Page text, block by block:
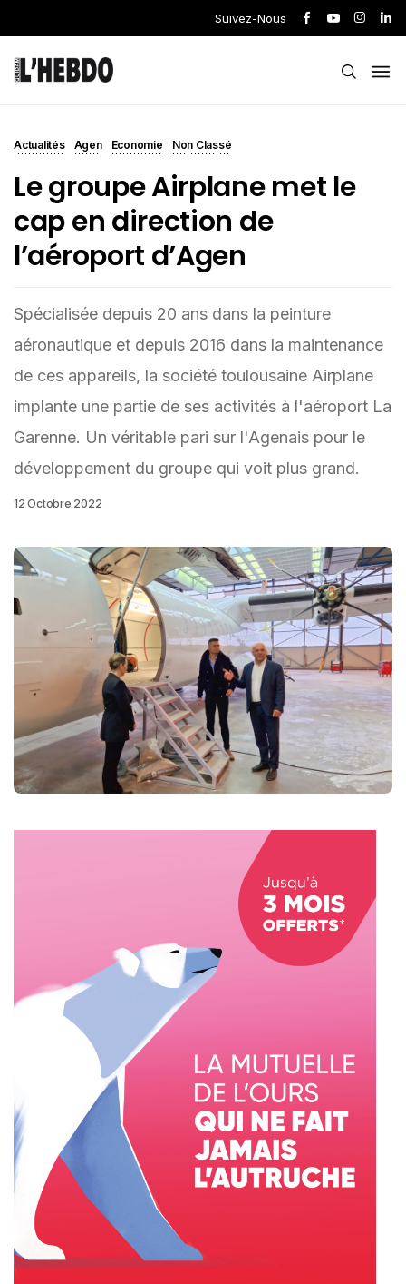
Suivez-Nous
Actualités Agen Economie Non Classé
Le groupe Airplane met le
cap en direction de
l’aéroport d’Agen
Spécialisée depuis 20 ans dans la peinture
aéronautique et depuis 2016 dans la maintenance
de ces appareils, la société toulousaine Airplane
implante une partie de ses activités à l'aéroport La
Garenne. Un véritable pari sur l'Agenais pour le
développement du groupe qui voit plus grand.
12 Octobre 2022